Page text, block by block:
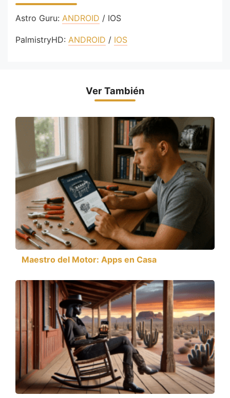
Astro Guru: ANDROID / IOS
PalmistryHD: ANDROID / IOS
Ver También
Maestro del Motor: Apps en Casa